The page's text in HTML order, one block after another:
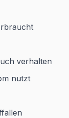
verhalten
nutzt